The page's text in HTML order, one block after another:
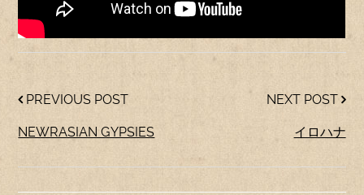
PREVIOUS POST
NEWRASIAN GYPSIES
NEXT POST
イロハナ